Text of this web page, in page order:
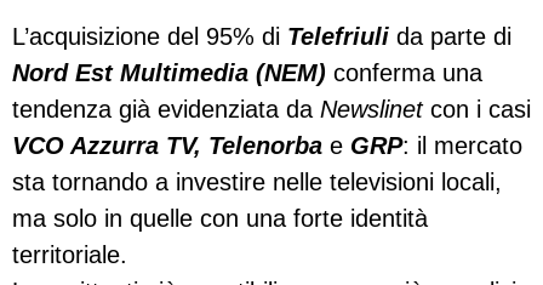
L’acquisizione del 95% di Telefriuli da parte di
Nord Est Multimedia (NEM) conferma una
tendenza già evidenziata da Newslinetcon i casi
VCO Azzurra TV, Telenorba e GRP: il mercato
sta tornando a investire nelle televisioni locali,
ma solo in quelle con una forte identità
territoriale.